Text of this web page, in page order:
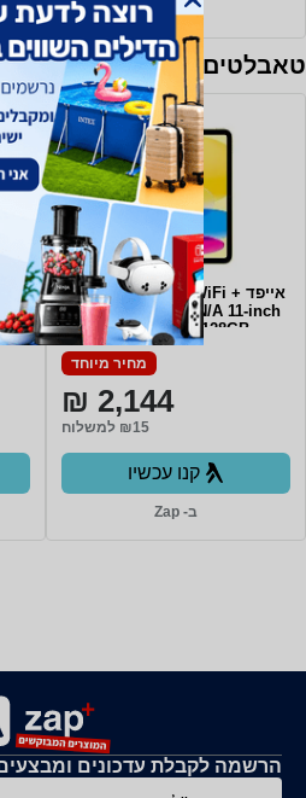
ב- Zap
טאבלטים
אייפד Apple iPad 2025 WiFi +
Cellular MD7H4KN/A 11-inch
128GB בצבע Yellow
מחיר מיוחד
2,144 ₪
₪15 למשלוח
קנו עכשיו
ב- Zap
הרשמה לקבלת עדכונים